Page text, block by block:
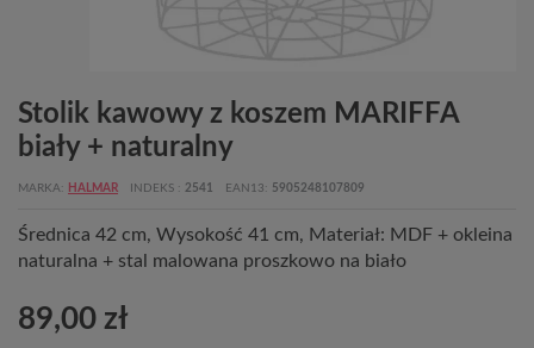
Stolik kawowy z koszem MARIFFA
biały + naturalny
MARKA HALMAR INDEKS 2541 EAN13 5905248107809
Średnica 42 cm, Wysokość 41 cm, Materiał: MDF + okleina
naturalna + stal malowana proszkowo na biało
89,00 zł